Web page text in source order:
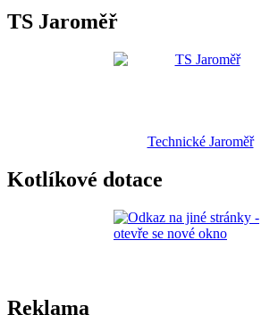
TS Jaroměř
Technické Jaroměř
Kotlíkové dotace
Reklama